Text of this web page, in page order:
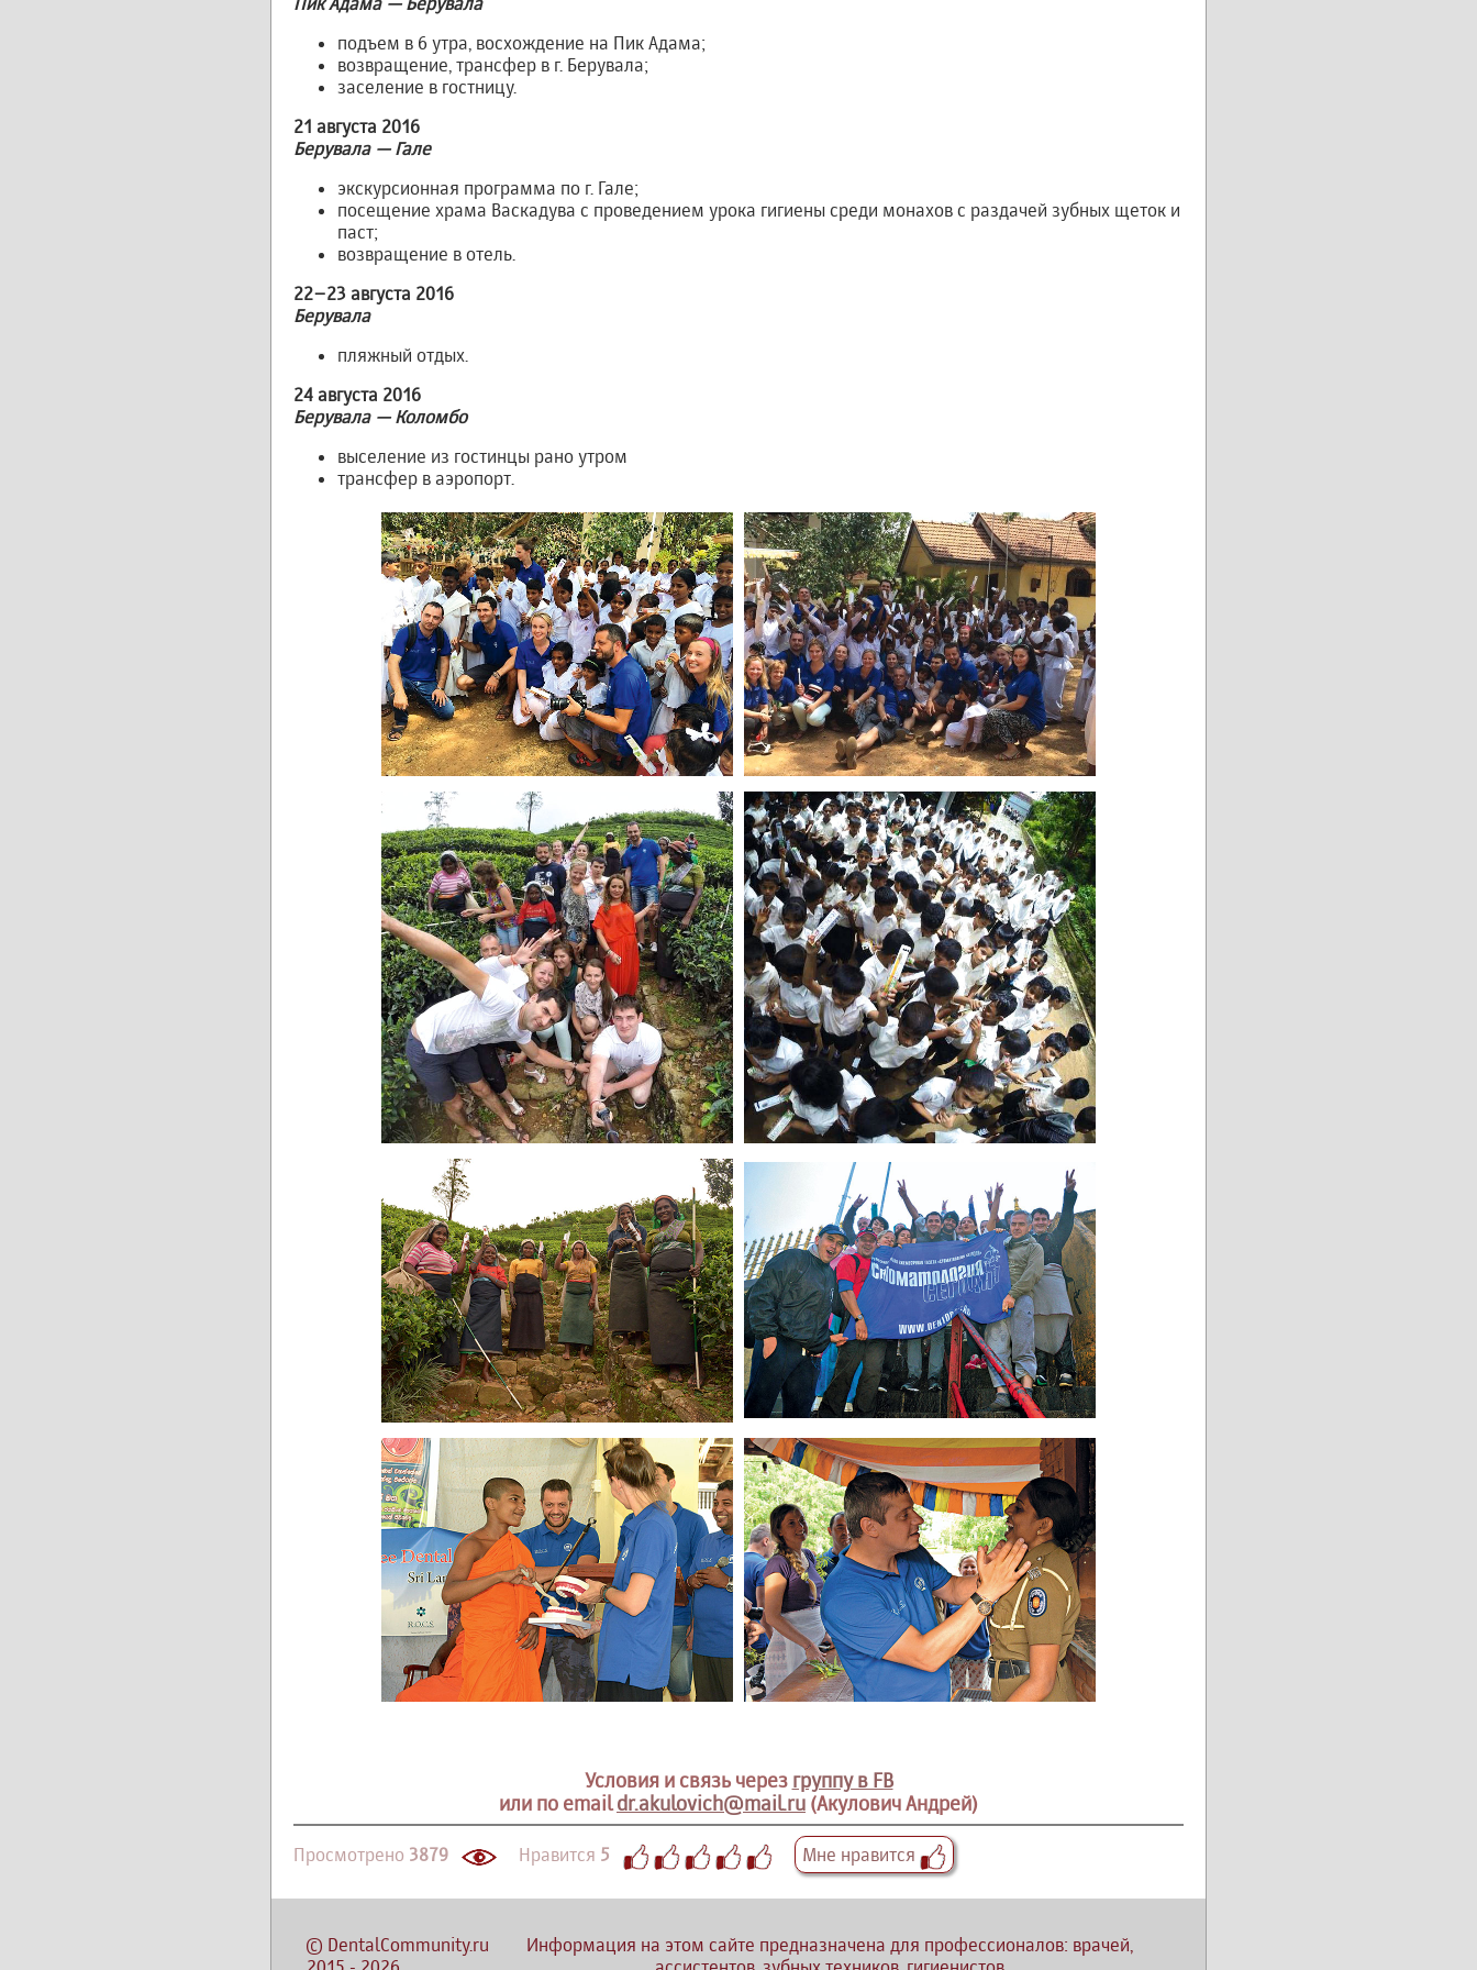
подъем в 6 утра, восхождение на Пик Адама;
возвращение, трансфер в г. Берувала;
заселение в гостницу.
21 августа 2016
Берувала — Гале
экскурсионная программа по г. Гале;
посещение храма Васкадува с проведением урока гигиены среди монахов с раздачей зубных щеток и
паст;
возвращение в отель.
22–23 августа 2016
Берувала
пляжный отдых.
24 августа 2016
Берувала — Коломбо
выселение из гостинцы рано утром
трансфер в аэропорт.
Условия и связь через группу в FB
или по emaildr.akulovich@mail.ru (Акулович Андрей)
Просмотрено 3879 Нравится 5 Мне нравится
© DentalCommunity.ru
Информация на этом сайте предназначена для профессионалов: врачей,